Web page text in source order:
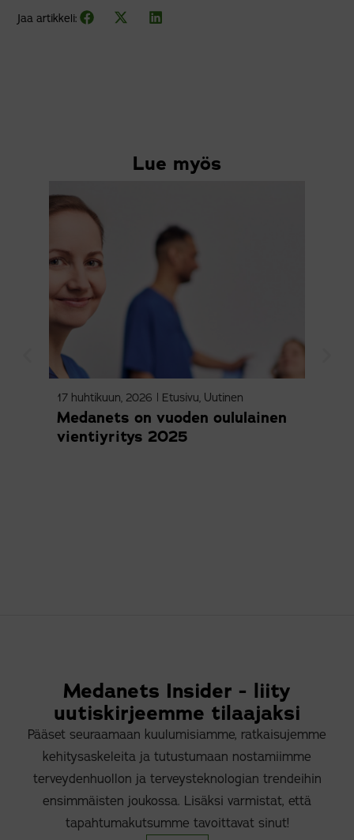
Jaa artikkeli:
Lue myös
17 huhtikuun, 2026 | Etusivu, Uutinen
Medanets on vuoden oululainen
vientiyritys 2025
Medanets Insider - liity
uutiskirjeemme tilaajaksi
Pääset seuraamaan kuulumisiamme, ratkaisujemme
kehitysaskeleita ja tutustumaan nostamiimme
terveydenhuollon ja terveysteknologian trendeihin
ensimmäisten joukossa. Lisäksi varmistat, että
tapahtumakutsumme tavoittavat sinut!